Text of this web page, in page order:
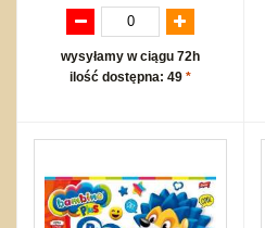
wysyłamy w ciągu 72h
ilość dostępna: 49 *